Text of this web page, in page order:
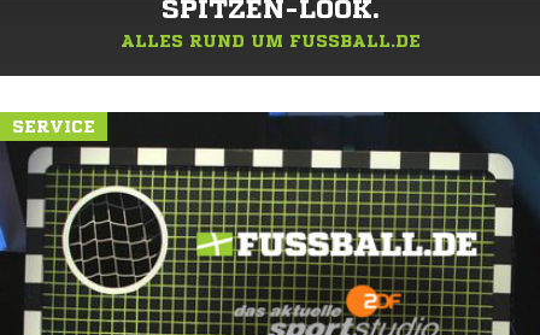
SPITZEN-LOOK.
ALLES RUND UM FUSSBALL.DE
SERVICE